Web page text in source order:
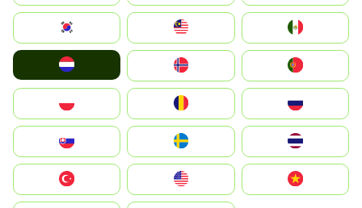
South Korea
United States